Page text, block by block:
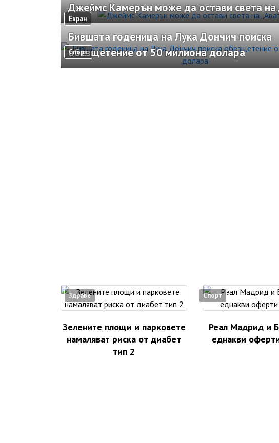
Екран
Джеймс Камерън може да остави света на
Спорт
Бившата годеница на Лука Дончич поиска
обезщетение от 50 милиона долара
Здраве
Зелените площи и парковете
намаляват риска от диабет
тип 2
Спорт
Реал Мадрид и
еднакви